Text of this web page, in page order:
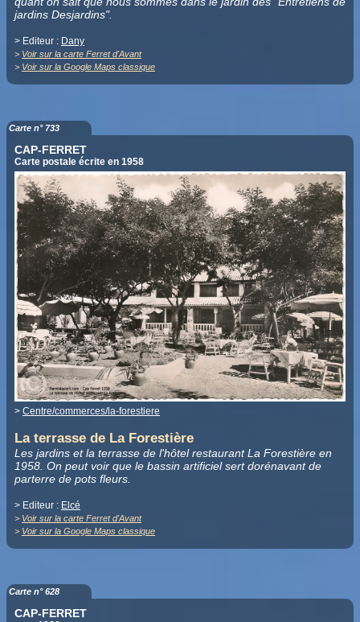
jardins Desjardins".
> Editeur : Dany
> Voir sur la carte Ferret d'Avant
> Voir sur la Google Maps classique
Carte n° 733
CAP-FERRET
Carte postale écrite en 1958
> Centre/commerces/la-forestiere
La terrasse de La Forestière
Les jardins et la terrasse de l'hôtel restaurant La Forestière en
1958. On peut voir que le bassin artificiel sert dorénavant de
parterre de pots fleurs.
> Editeur : Elcé
> Voir sur la carte Ferret d'Avant
> Voir sur la Google Maps classique
Carte n° 628
CAP-FERRET